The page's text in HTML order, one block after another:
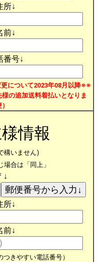
所↓
前↓
番号↓
について2023年08月以降※※
の追加送料着払いとなりま
情報
構いません)
合は「同上」
↓
所↓
前↓
つきやすい電話番号）